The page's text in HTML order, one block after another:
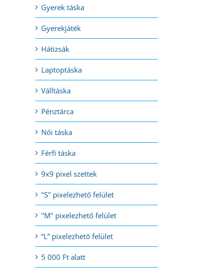
Gyerek táska
Gyerekjáték
Hátizsák
Laptoptáska
Válltáska
Pénztárca
Női táska
Férfi táska
9x9 pixel szettek
"S" pixelezhető felület
"M" pixelezhető felület
“L” pixelezhető felület
5 000 Ft alatt